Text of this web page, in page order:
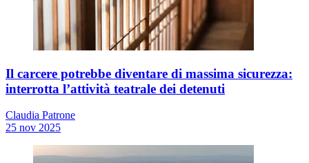
Il carcere potrebbe diventare di massima sicurezza:
interrotta l’attività teatrale dei detenuti
Claudia Patrone
25 nov 2025